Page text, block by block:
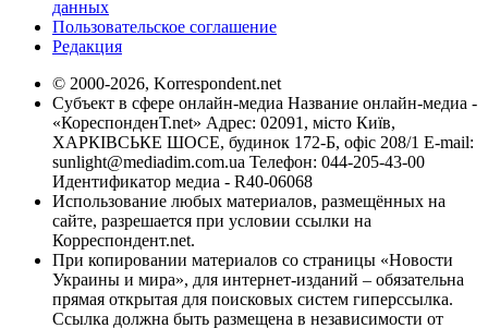
данных
Пользовательское соглашение
Редакция
© 2000-2026, Korrespondent.net
Субъект в сфере онлайн-медиа Название онлайн-медиа -
«КореспонденТ.net» Адрес: 02091, місто Київ,
ХАРКІВСЬКЕ ШОСЕ, будинок 172-Б, офіс 208/1 E-mail:
sunlight@mediadim.com.ua Телефон: 044-205-43-00
Идентификатор медиа - R40-06068
Использование любых материалов, размещённых на
сайте, разрешается при условии ссылки на
Корреспондент.net.
При копировании материалов со страницы «Новости
Украины и мира», для интернет-изданий – обязательна
прямая открытая для поисковых систем гиперссылка.
Ссылка должна быть размещена в независимости от